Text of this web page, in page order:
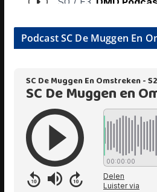
Podcast SC De Muggen En